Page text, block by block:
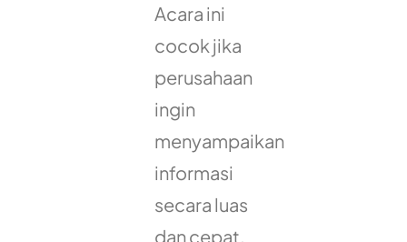
Acara ini
cocok jika
perusahaan
ingin
menyampaikan
informasi
secara luas
dan cepat.